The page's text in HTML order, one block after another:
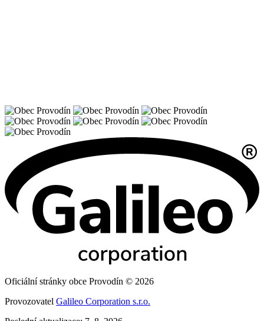
Oficiální stránky obce Provodín © 2026
Provozovatel Galileo Corporation s.r.o.